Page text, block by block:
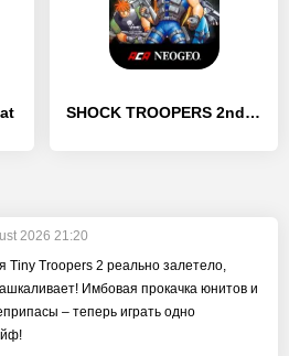
SHOCK TROOPERS 2nd Squad
2026 21:20
Tiny Troopers 2 реально залетело,
Имбовая прокачка юнитов и
– теперь играть одно